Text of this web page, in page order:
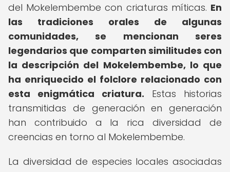
del Mokelembembe con criaturas míticas. En
las tradiciones orales de algunas
comunidades, se mencionan seres
legendarios que comparten similitudes con
la descripción del Mokelembembe, lo que
ha enriquecido el folclore relacionado con
esta enigmática criatura. Estas historias
transmitidas de generación en generación
han contribuido a la rica diversidad de
creencias en torno al Mokelembembe.
La diversidad de especies locales asociadas